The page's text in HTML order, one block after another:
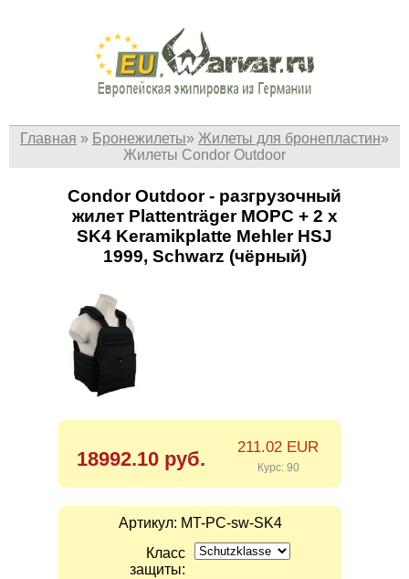
Главная » Бронежилеты» Жилеты для бронепластин»
Жилеты Condor Outdoor
Condor Outdoor - разгрузочный
жилет Plattenträger MOPC + 2 x
SK4 Keramikplatte Mehler HSJ
1999, Schwarz (чёрный)
18992.10 руб.
211.02 EUR
Курс: 90
Артикул: MT-PC-sw-SK4
Класс
защиты: